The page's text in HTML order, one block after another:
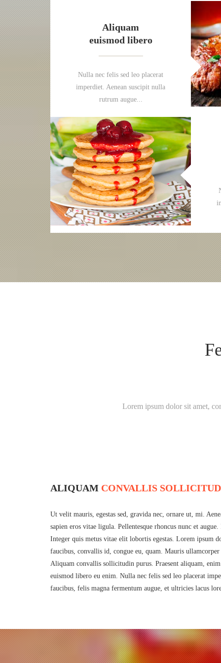
Aliquam
euismod libero
Nulla nec felis sed leo placerat
imperdiet. Aenean suscipit nulla
rutrum augue...
Lorem ipsum dolor sit amet,
ALIQUAM CONVALLIS
Ut velit mauris, egestas sed, gravida nec, ornare ut, mi.
sapien eros vitae ligula. Pellentesque rhoncus nunc et
Integer quis metus vitae elit lobortis egestas. Lorem ipsum
faucibus, convallis id, congue eu, quam. Mauris
Aliquam convallis sollicitudin purus. Praesent aliquam,
euismod libero eu enim. Nulla nec felis sed leo placerat
faucibus, felis magna fermentum augue, et ultricies lacus